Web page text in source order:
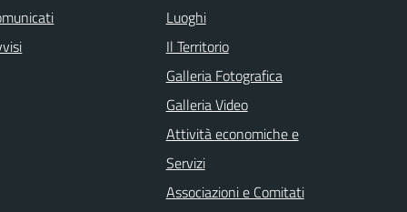
Luoghi
Il Territorio
Galleria Fotografica
Galleria Video
Attività economiche e
Servizi
Associazioni e Comitati